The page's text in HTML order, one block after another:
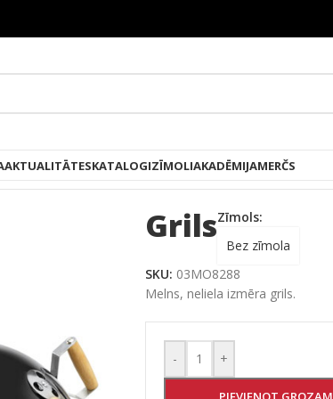
AKTUALITĀTESKATALOGIZĪMOLIAKADĒMIJAMERČS
GrilsZīmols:
Bez zīmola
SKU: 03MO8288
Melns, neliela izmēra grils.
- +